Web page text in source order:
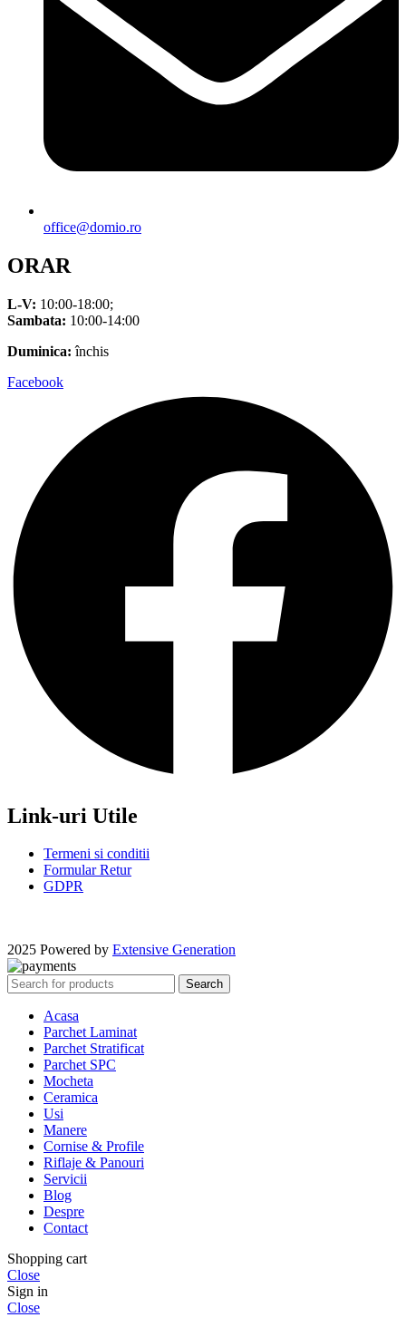
office@domio.ro
ORAR
L-V: 10:00-18:00;
Sambata: 10:00-14:00
Duminica: închis
Facebook
Link-uri Utile
Termeni si conditii
Formular Retur
GDPR
2025 Powered by Extensive Generation
Search
Acasa
Parchet Laminat
Parchet Stratificat
Parchet SPC
Mocheta
Ceramica
Usi
Manere
Cornise & Profile
Riflaje & Panouri
Servicii
Blog
Despre
Contact
Shopping cart
Close
Sign in
Close